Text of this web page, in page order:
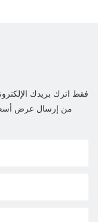
فقط اترك بريدك
من إرسال عرض